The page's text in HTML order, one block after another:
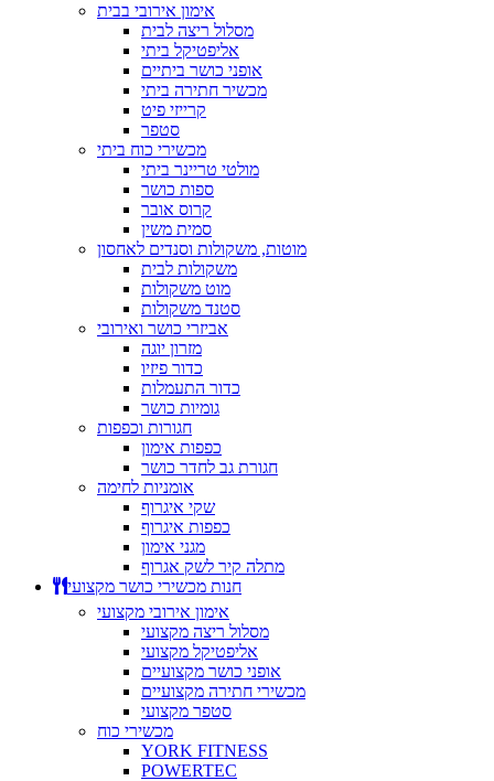
אימון אירובי בבית
מסלול ריצה לבית
אליפטיקל ביתי
אופני כושר ביתיים
מכשיר חתירה ביתי
קרייזי פיט
סטפר
מכשירי כוח ביתי
מולטי טריינר ביתי
ספות כושר
קרוס אובר
סמית משין
מוטות, משקולות וסנדים לאחסון
משקולות לבית
מוט משקולות
סטנד משקולות
אביזרי כושר ואירובי
מזרון יוגה
כדור פיזיו
כדור התעמלות
גומיות כושר
חגורות וכפפות
כפפות אימון
חגורת גב לחדר כושר
אומניות לחימה
שקי איגרוף
כפפות איגרוף
מגני אימון
מתלה קיר לשק אגרוף
חנות מכשירי כושר מקצועי
אימון אירובי מקצועי
מסלול ריצה מקצועי
אליפטיקל מקצועי
אופני כושר מקצועיים
מכשירי חתירה מקצועיים
סטפר מקצועי
מכשירי כוח
YORK FITNESS
POWERTEC